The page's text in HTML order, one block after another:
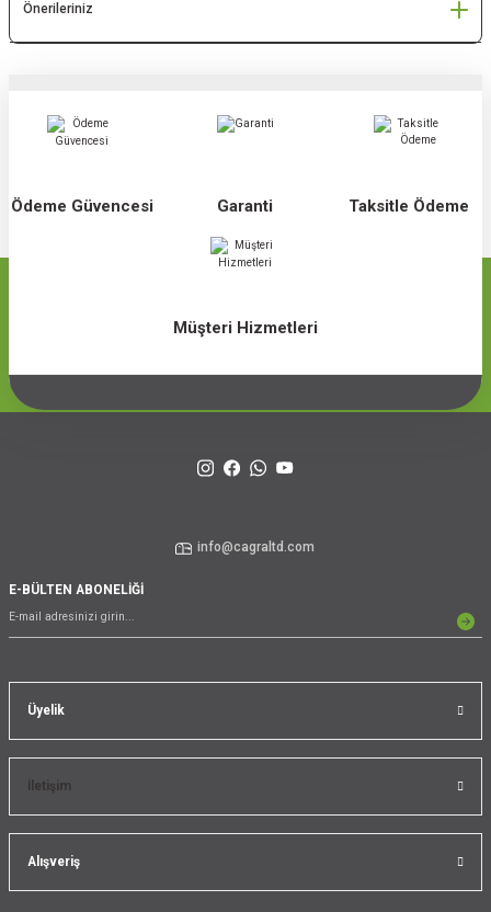
Önerileriniz
Ödeme Güvencesi Garanti Taksitle Ödeme
Müşteri Hizmetleri
Üyelik
İletişim
Alışveriş
info@cagraltd.com
E-BÜLTEN ABONELİĞİ